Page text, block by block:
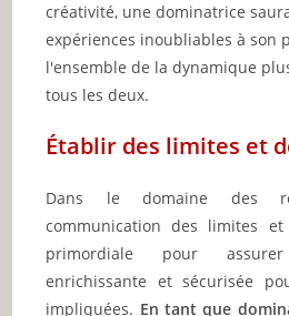
créativité, une dominatrice
expériences inoubliables à son
l'ensemble de la dynamique
tous les deux.
Établir des limites et
Dans le domaine des
communication des limites
primordiale pour
enrichissante et sécurisée
impliquées. En tant que